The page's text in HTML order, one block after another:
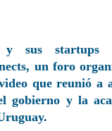
sus startups
un foro
que reunió a
gobierno y la